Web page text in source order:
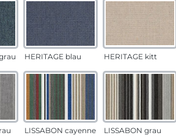
HERITAGE blau HERITAGE kitt
LISSABON cayenne LISSABON grau